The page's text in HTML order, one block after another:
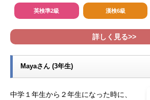
英検準2級 漢検6級
詳しく見る>>
Mayaさん (3年生)
中学１年生から２年生になった時に、